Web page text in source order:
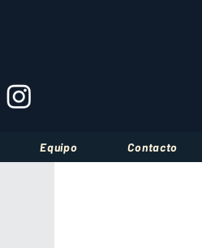
Equipo Contacto